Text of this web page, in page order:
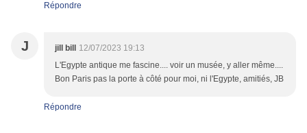
Répondre
J jill bill
12/07/2023 19:13
L'Egypte antique me fascine.... voir un musée, y aller même....
Bon Paris pas la porte à côté pour moi, ni l'Egypte, amitiés, JB
Répondre